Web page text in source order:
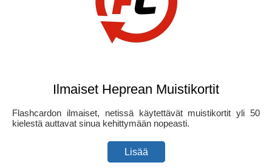
Ilmaiset Heprean Muistikortit
Flashcardon ilmaiset, netissä käytettävät muistikortit yli 50
kielestä auttavat sinua kehittymään nopeasti.
Lisää